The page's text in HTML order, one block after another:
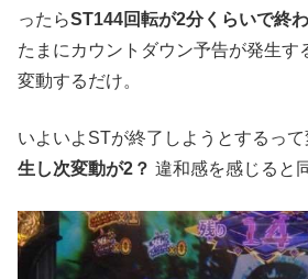
ったらST144回転が2分くらいで終
たまにカウントダウン予告が発生す
変動するだけ。
いよいよSTが終了しようとするっ
生し次変動が2？ 違和感を感じると